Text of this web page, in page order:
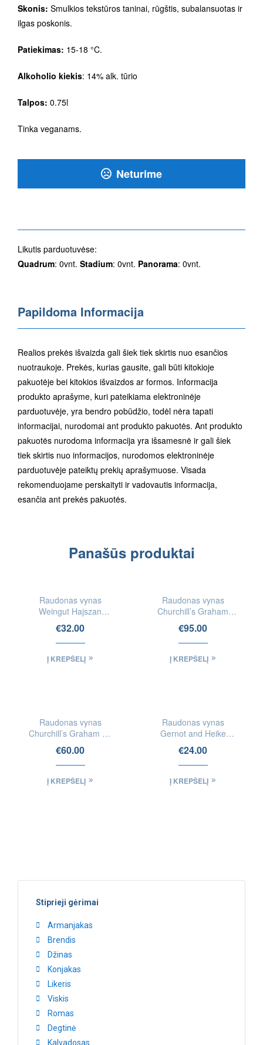
Skonis: Smulkios tekstūros taninai, rūgštis, subalansuotas ir
ilgas poskonis.
Patiekimas: 15-18 °C.
Alkoholio kiekis: 14% alk. tūrio
Talpos: 0.75l
Tinka veganams.
Neturime
Likutis parduotuvėse:
Quadrum: 0vnt. Stadium: 0vnt. Panorama: 0vnt.
Papildoma Informacija
Realios prekės išvaizda gali šiek tiek skirtis nuo esančios
nuotraukoje. Prekės, kurias gausite, gali būti kitokioje
pakuotėje bei kitokios išvaizdos ar formos. Informacija
produkto aprašyme, kuri pateikiama elektroninėje
parduotuvėje, yra bendro pobūdžio, todėl nėra tapati
informacijai, nurodomai ant produkto pakuotės. Ant produkto
pakuotės nurodoma informacija yra išsamesnė ir gali šiek
tiek skirtis nuo informacijos, nurodomos elektroninėje
parduotuvėje pateiktų prekių aprašymuose. Visada
rekomenduojame perskaityti ir vadovautis informacija,
esančia ant prekės pakuotės.
Panašūs produktai
Raudonas vynas
Weingut Hajszan
Neumann Natural
Zweigelt (Bio)
€32.00
Į KREPŠELĮ
Raudonas vynas
Churchill’s Graham
Vintage Port 2011 Port
€95.00
Į KREPŠELĮ
Raudonas vynas
Churchill’s Graham 20
Years Old Tawny Port
€60.00
Į KREPŠELĮ
Raudonas vynas
Gernot and Heike
Heinrich Zweigelt
Burgenland
€24.00
Į KREPŠELĮ
Stiprieji gėrimai
Armanjakas
Brendis
Džinas
Konjakas
Likeris
Viskis
Romas
Degtinė
Kalvadosas